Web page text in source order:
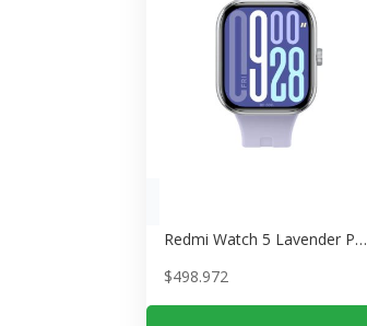
Redmi Watch 5 Lavender Purple – Smartwatch con Pantalla AMOLED y 12 Días de Batería
$498.972